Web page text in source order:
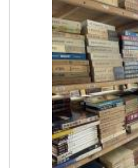
800円
800円
800円
1,500円